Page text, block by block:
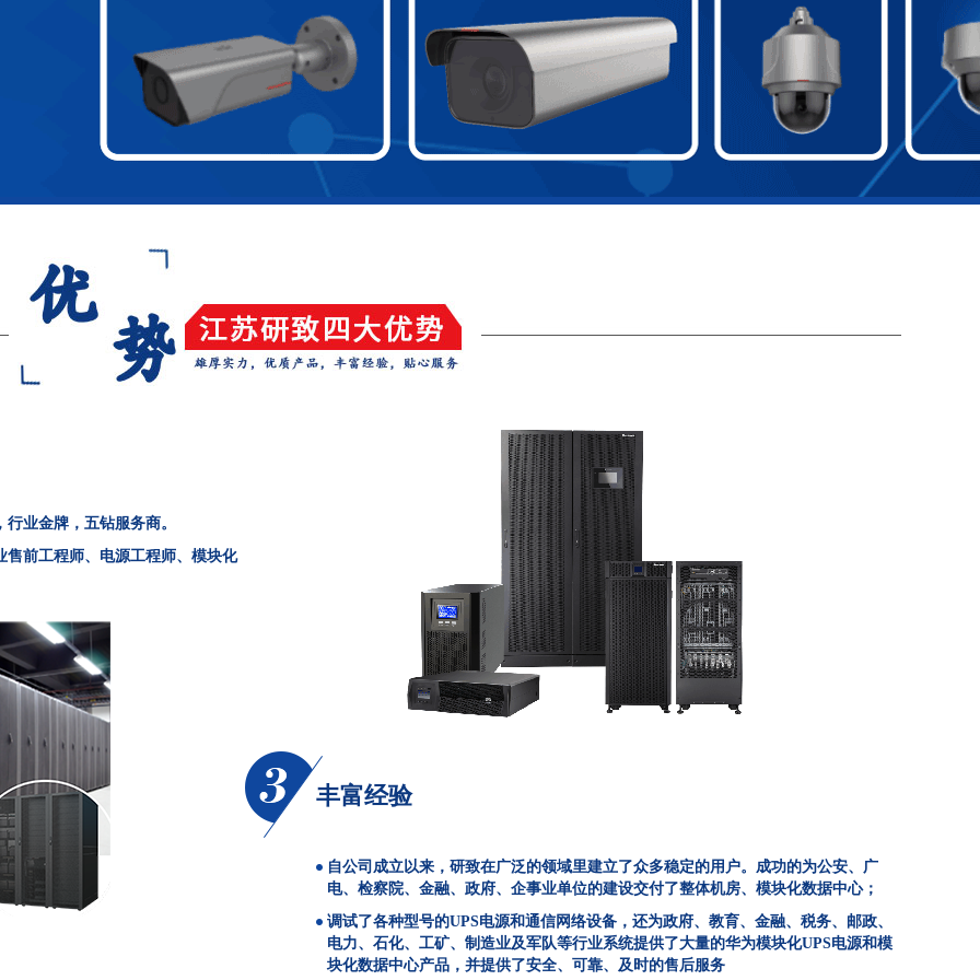
业金牌，五钻服务商。
前工程师、电源工程师、模块化
丰富经验
自公司成立以来，研致在广泛的领域里建立了众多稳定的用户。成功的为公安、广
电、检察院、金融、政府、企事业单位的建设交付了整体机房、模块化数据中心；
调试了各种型号的UPS电源和通信网络设备，还为政府、教育、金融、税务、邮政、
电力、石化、工矿、制造业及军队等行业系统提供了大量的华为模块化UPS电源和模
块化数据中心产品，并提供了安全、可靠、及时的售后服务